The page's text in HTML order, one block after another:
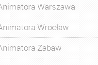
Warszawa
Wrocław
Zabaw